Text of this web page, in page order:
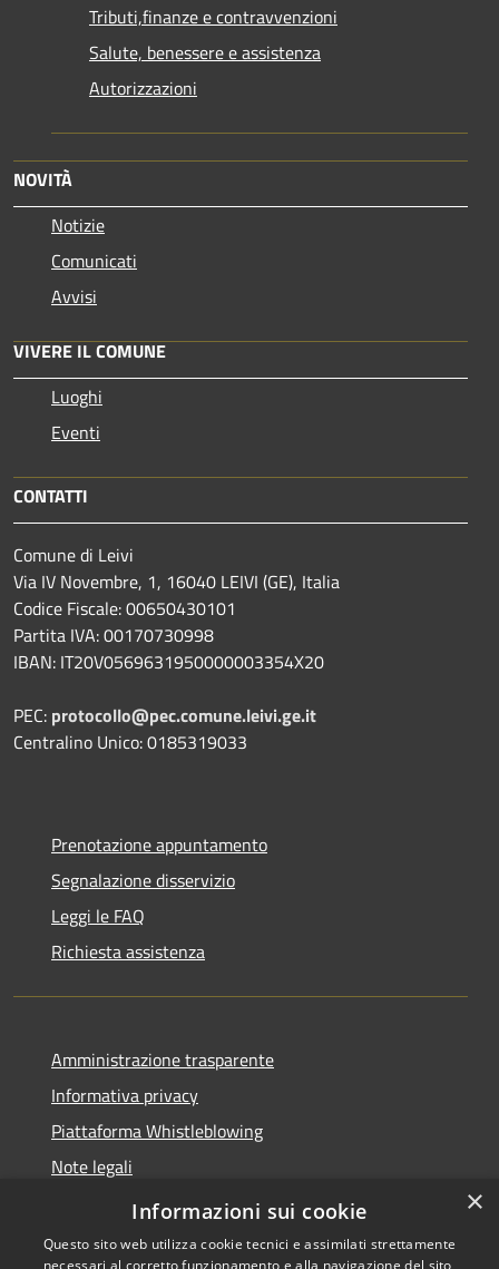
Tributi,finanze e contravvenzioni
Salute, benessere e assistenza
Autorizzazioni
NOVITÀ
Notizie
Comunicati
Avvisi
VIVERE IL COMUNE
Luoghi
Eventi
CONTATTI
Comune di Leivi
Via IV Novembre, 1, 16040 LEIVI (GE), Italia
Codice Fiscale: 00650430101
Partita IVA: 00170730998
IBAN: IT20V0569631950000003354X20
PEC: protocollo@pec.comune.leivi.ge.it
Centralino Unico: 0185319033
Prenotazione appuntamento
Segnalazione disservizio
Leggi le FAQ
Richiesta assistenza
Amministrazione trasparente
Informativa privacy
Piattaforma Whistleblowing
Note legali
Dichiarazione di accessibilità
×
Informazioni sui cookie
Questo sito web utilizza cookie tecnici e assimilati strettamente
necessari al corretto funzionamento e alla navigazione del sito,